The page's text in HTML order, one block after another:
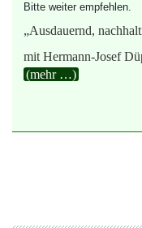
Bitte weiter empfehlen.
„Ausdauernd,
mit Hermann-Josef
(mehr …)